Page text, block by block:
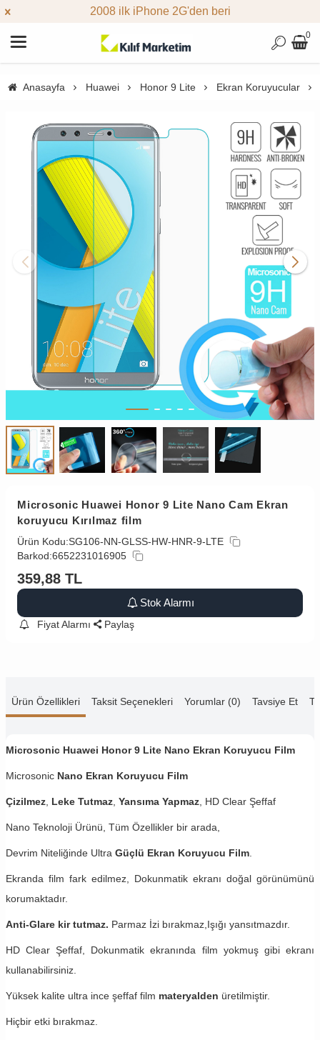
2008 ilk iPhone 2G'den beri
0
Anasayfa Huawei Honor 9 Lite Ekran Koruyucular
Microsonic Huawei Honor 9 Lite Nano Cam Ekran
koruyucu Kırılmaz film
Ürün Kodu:SG106-NN-GLSS-HW-HNR-9-LTE
Barkod:6652231016905
359,88 TL
Stok Alarmı
Fiyat Alarmı Paylaş
Ürün Özellikleri Taksit Seçenekleri Yorumlar (0) Tavsiye Et
Microsonic Huawei Honor 9 Lite Nano Ekran Koruyucu Film
Microsonic Nano Ekran Koruyucu Film
Çizilmez Leke Tutmaz Yansıma Yapmaz , HD Clear Şeffaf
Nano Teknoloji Ürünü, Tüm Özellikler bir arada,
Devrim Niteliğinde Ultra Güçlü Ekran Koruyucu Film
Ekranda film fark edilmez, Dokunmatik ekranı doğal görünümünü
korumaktadır.
Anti-Glare kir tutmaz. Parmaz İzi bırakmaz,Işığı yansıtmazdır.
HD Clear Şeffaf, Dokunmatik ekranında film yokmuş gibi ekranı
kullanabilirsiniz.
Yüksek kalite ultra ince şeffaf film materyalden üretilmiştir.
Hiçbir etki bırakmaz.